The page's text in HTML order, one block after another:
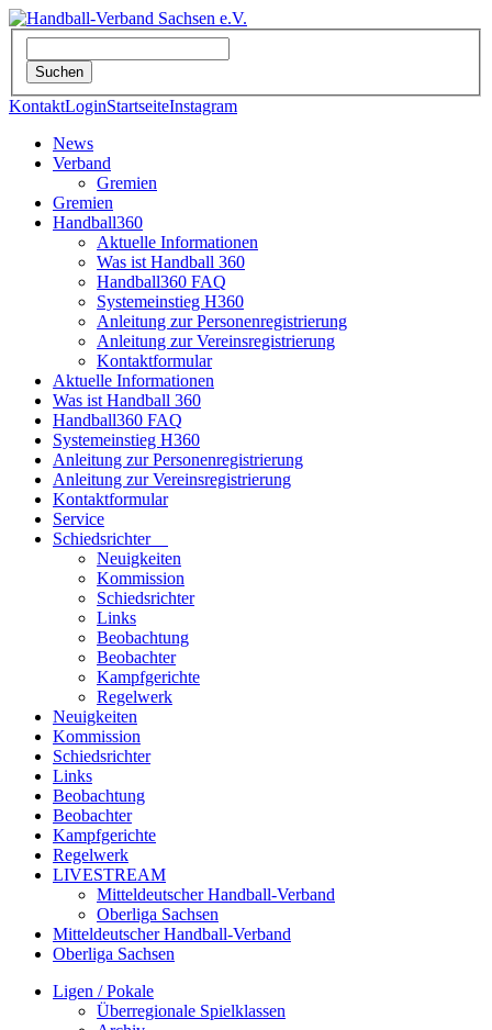
KontaktLoginStartseiteInstagram
News
Verband
Gremien
Gremien
Handball360
Aktuelle Informationen
Was ist Handball 360
Handball360 FAQ
Systemeinstieg H360
Anleitung zur Personenregistrierung
Anleitung zur Vereinsregistrierung
Kontaktformular
Aktuelle Informationen
Was ist Handball 360
Handball360 FAQ
Systemeinstieg H360
Anleitung zur Personenregistrierung
Anleitung zur Vereinsregistrierung
Kontaktformular
Service
Schiedsrichter
Neuigkeiten
Kommission
Schiedsrichter
Links
Beobachtung
Beobachter
Kampfgerichte
Regelwerk
Neuigkeiten
Kommission
Schiedsrichter
Links
Beobachtung
Beobachter
Kampfgerichte
Regelwerk
LIVESTREAM
Mitteldeutscher Handball-Verband
Oberliga Sachsen
Mitteldeutscher Handball-Verband
Oberliga Sachsen
Ligen / Pokale
Überregionale Spielklassen